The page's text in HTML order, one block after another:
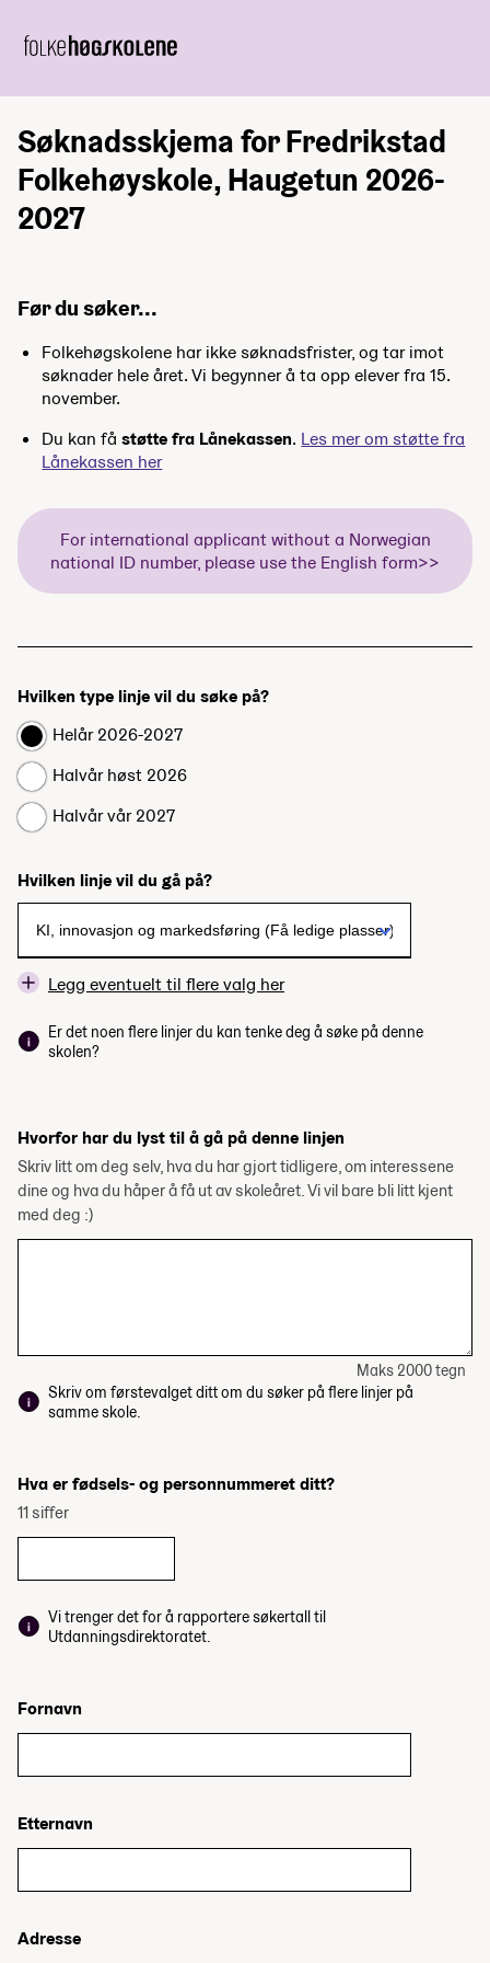
Søknadsskjema for Fredrikstad
Folkehøyskole, Haugetun 2026-
2027
Før du søker...
Folkehøgskolene har ikke søknadsfrister, og tar imot
søknader hele året. Vi begynner å ta opp elever fra 15.
november.
Du kan fåstøtte fra Lånekassen. Les mer om støtte fra
Lånekassen her
For international applicant without a Norwegian
national ID number, please use the English form>>
Hvilken type linje vil du søke på?
Helår 2026-2027
Halvår høst 2026
Halvår vår 2027
Hvilken linje vil du gå på?
Legg eventuelt til flere valg her
Er det noen flere linjer du kan tenke deg å søke på denne
skolen?
Hvorfor har du lyst til å gå på denne linjen
Skriv litt om deg selv, hva du har gjort tidligere, om interessene
dine og hva du håper å få ut av skoleåret. Vi vil bare bli litt kjent
med deg :)
Maks 2000 tegn
Skriv om førstevalget ditt om du søker på flere linjer på
samme skole.
Hva er fødsels- og personnummeret ditt?
11 siffer
Vi trenger det for å rapportere søkertall til
Utdanningsdirektoratet.
Fornavn
Etternavn
Adresse